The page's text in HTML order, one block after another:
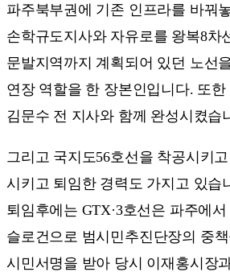
파주북부권에 기존 인프라를 바꿔
손학규도지사와 자유로를 왕복8차
문발지역까지 계획되어 있던 노선
연장 역할을 한 장본인입니다. 또한
김문수 전 지사와 함께 완성시켰습
그리고 국지도56호선을 착공시키
시키고 퇴임한 경력도 가지고 있습
퇴임후에는 GTX·3호선은 파주에
슬로건으로 범시민추진단장의 중
시민서명을 받아 당시 이재홍시장